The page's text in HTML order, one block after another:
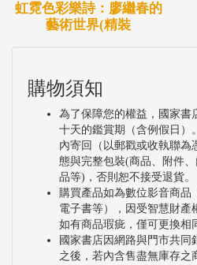
虹霓色彩樂詩：廖繼春的
藝術世界(精裝
購物須知
為了保障您的權益，國家書
十天的鑑賞期（含例假日）
內寄回（以郵戳或收執聯為
態與完整包裝(商品、附件
品等)，否則恕不接受退貨。
購買產品如為數位影音商品
電子書等），因受智慧財產
如有商品瑕疵，僅可更換相
國家書店因網路與門市共
之後，若內含售盡無庫存之